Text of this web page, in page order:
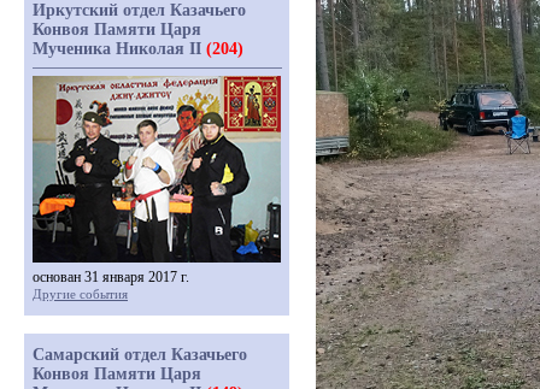
Иркутский отдел Казачьего
Конвоя Памяти Царя
Мученика Николая II (204)
основан 31 января 2017 г.
Другие события
Самарский отдел Казачьего
Конвоя Памяти Царя